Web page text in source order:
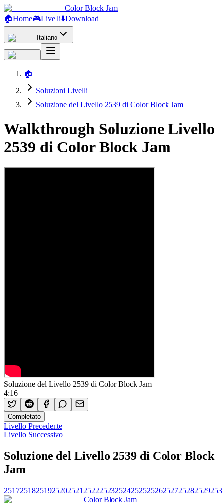
Color Block Jam
🏠Home🎮Livelli⬇️Download
Italiano
🏠
Soluzioni Livelli
Soluzione del Livello 2539 di Color Block Jam
Walkthrough Soluzione Livello
2539 di Color Block Jam
Soluzione del Livello 2539 di Color Block Jam
4:16
Completato
Livello Precedente
Livello Successivo
Soluzione del Livello 2539 di Color Block
Jam
25172518251925202521 25222523252425252526252725282529
Color Block Jam